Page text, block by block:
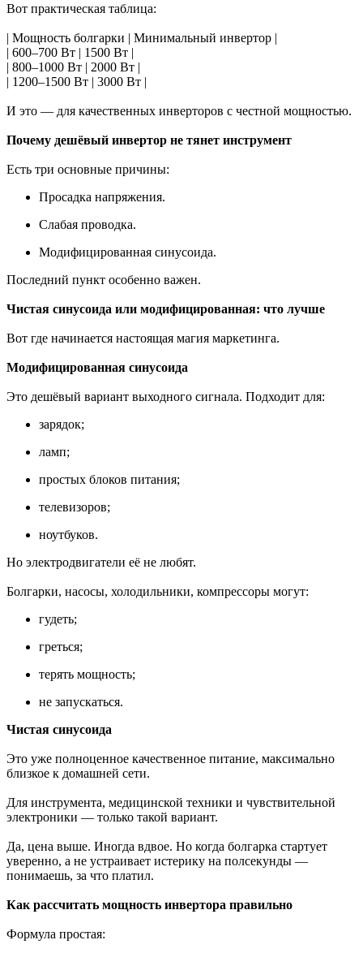
Вот практическая таблица:
| Мощность болгарки | Минимальный инвертор |
| 600–700 Вт | 1500 Вт |
| 800–1000 Вт | 2000 Вт |
| 1200–1500 Вт | 3000 Вт |
И это — для качественных инверторов с честной мощностью.
Почему дешёвый инвертор не тянет инструмент
Есть три основные причины:
Просадка напряжения.
Слабая проводка.
Модифицированная синусоида.
Последний пункт особенно важен.
Чистая синусоида или модифицированная: что лучше
Вот где начинается настоящая магия маркетинга.
Модифицированная синусоида
Это дешёвый вариант выходного сигнала. Подходит для:
зарядок;
ламп;
простых блоков питания;
телевизоров;
ноутбуков.
Но электродвигатели её не любят.
Болгарки, насосы, холодильники, компрессоры могут:
гудеть;
греться;
терять мощность;
не запускаться.
Чистая синусоида
Это уже полноценное качественное питание, максимально
близкое к домашней сети.
Для инструмента, медицинской техники и чувствительной
электроники — только такой вариант.
Да, цена выше. Иногда вдвое. Но когда болгарка стартует
уверенно, а не устраивает истерику на полсекунды —
понимаешь, за что платил.
Как рассчитать мощность инвертора правильно
Формула простая: